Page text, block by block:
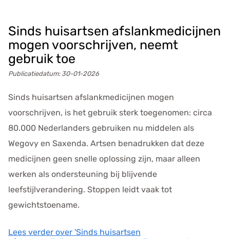
Sinds huisartsen afslankmedicijnen
mogen voorschrijven, neemt
gebruik toe
Publicatiedatum: 30-01-2026
Sinds huisartsen afslankmedicijnen mogen
voorschrijven, is het gebruik sterk toegenomen: circa
80.000 Nederlanders gebruiken nu middelen als
Wegovy en Saxenda. Artsen benadrukken dat deze
medicijnen geen snelle oplossing zijn, maar alleen
werken als ondersteuning bij blijvende
leefstijlverandering. Stoppen leidt vaak tot
gewichtstoename.
Lees verder over 'Sinds huisartsen